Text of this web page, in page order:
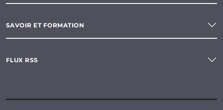
SAVOIR ET FORMATION
FLUX RSS